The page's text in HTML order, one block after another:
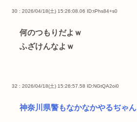
30 : 2026/04/18(土) 15:26:08.06 ID:tPhs84+s0
何のつもりだよｗ
ふざけんなよｗ
32 : 2026/04/18(土) 15:26:57.58 ID:NGtQA2oi0
神奈川県警もなかなかやるぢゃん